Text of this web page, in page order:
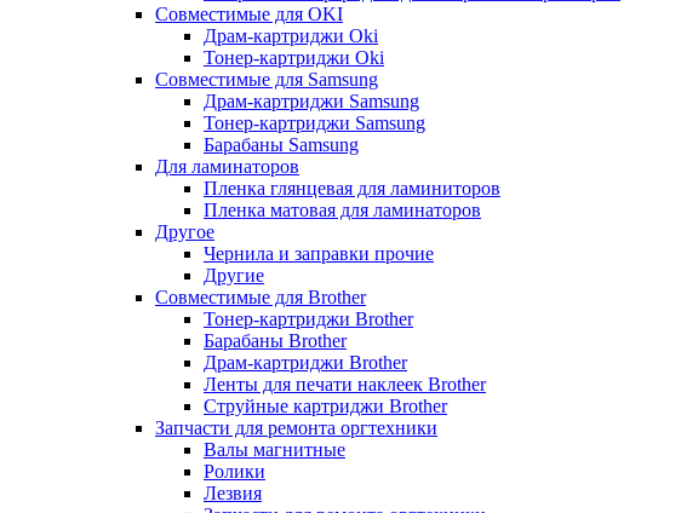
Совместимые для OKI
Драм-картриджи Oki
Тонер-картриджи Oki
Совместимые для Samsung
Драм-картриджи Samsung
Тонер-картриджи Samsung
Барабаны Samsung
Для ламинаторов
Пленка глянцевая для ламиниторов
Пленка матовая для ламинаторов
Другое
Чернила и заправки прочие
Другие
Совместимые для Brother
Тонер-картриджи Brother
Барабаны Brother
Драм-картриджи Brother
Ленты для печати наклеек Brother
Струйные картриджи Brother
Запчасти для ремонта оргтехники
Валы магнитные
Ролики
Лезвия